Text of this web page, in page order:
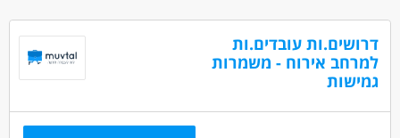
כללי /ללא הכשרה - עובד/ת כללי
כולל שישי
דרושים.ות עובדים.ות
למרחב אירוח - משמרות
גמישות